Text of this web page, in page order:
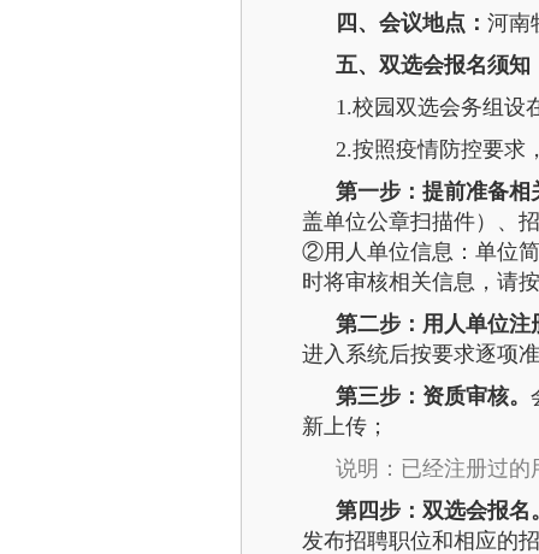
四、会议地点： 河南
五、双选会报名须知
1.校园双选会务组设
2.按照疫情防控要求
第一步：提前准备相
盖单位公章扫描件）、
②用人单位信息：单位
时将审核相关信息，请
第二步：用人单位注
进入系统后按要求逐项
第三步：资质审核。
新上传；
说明：已经注册过的
第四步：双选会报名
发布招聘职位和相应的